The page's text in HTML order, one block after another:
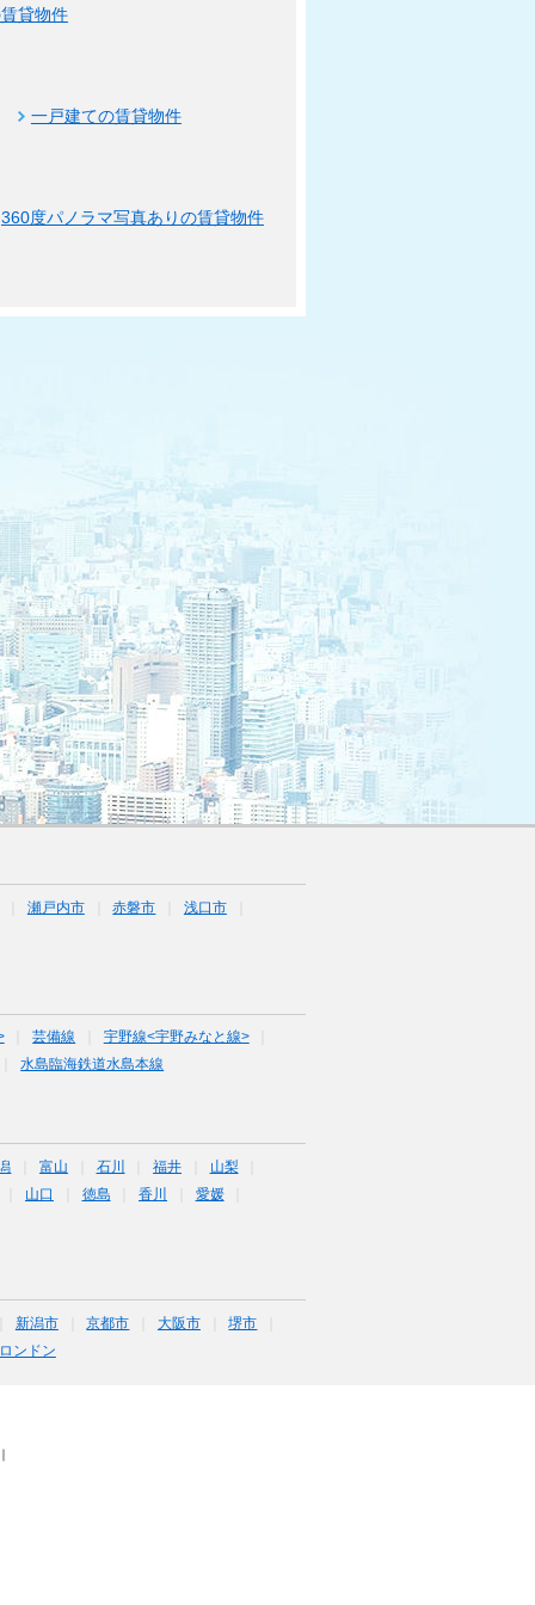
貸物件
一戸建ての賃貸物件
360度パノラマ写真ありの賃貸物件
瀬戸内市 赤磐市 浅口市
芸備線
宇野線<宇野みなと線>
水島臨海鉄道水島本線
富山 石川 福井
山梨
山口
徳島 香川 愛媛
新潟市 京都市 大阪市
堺市
ンドン